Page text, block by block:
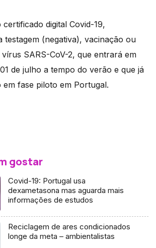
certificado digital Covid-19,
testagem (negativa), vacinação ou
SARS-CoV-2, que entrará em
de julho a tempo do verão e que já
em fase piloto em Portugal.
gostar
Covid-19: Portugal usa
dexametasona mas aguarda mais
informações de estudos
Reciclagem de ares condicionados
longe da meta – ambientalistas